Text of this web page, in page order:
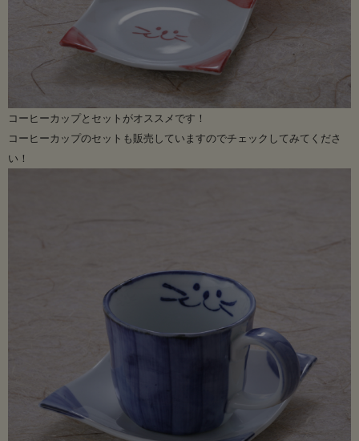
コーヒーカップとセットがオススメです！
コーヒーカップのセットも販売していますのでチェックしてみてくださ
い！